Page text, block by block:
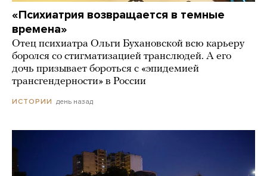
«Психиатрия возвращается в темные
времена»
Отец психиатра Ольги Бухановской всю карьеру
боролся со стигматизацией транслюдей. А его
дочь призывает бороться с «эпидемией
трансгендерности» в России
ИСТОРИИ день назад